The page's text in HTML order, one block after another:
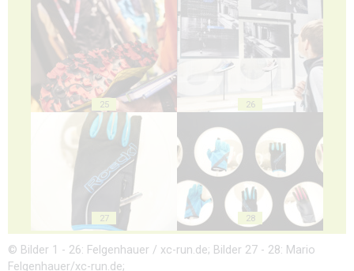
25 26
27 28
© Bilder 1 - 26: Felgenhauer / xc-run.de; Bilder 27 - 28: Mario
Felgenhauer/xc-run.de;